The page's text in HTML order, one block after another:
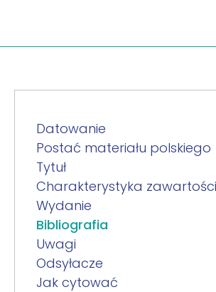
Datowanie
Postać materiału polskiego
Tytuł
Charakterystyka zawartości
Wydanie
Bibliografia
Uwagi
Odsyłacze
Jak cytować